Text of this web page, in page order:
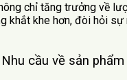
chỉ tăng trưởng về
khắt khe hơn, đòi hỏi
cầu về sản